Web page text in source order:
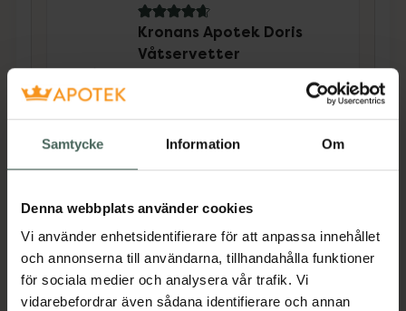
Samtycke Information Om
Denna webbplats använder cookies
Vi använder enhetsidentifierare för att anpassa innehållet
och annonserna till användarna, tillhandahålla funktioner
för sociala medier och analysera vår trafik. Vi
vidarebefordrar även sådana identifierare och annan
4.7 av 5 i omdöme
Kronans Apotek Doris
Våtservetter
Pris online
25 kr
Köp båda för:100,47 kr
Köp båda
Beskrivning